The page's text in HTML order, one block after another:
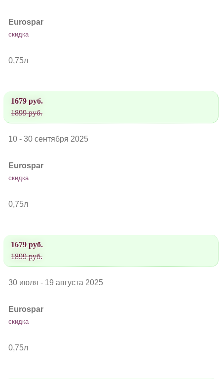
Eurospar
скидка
0,75л
1679 руб.
1899 руб.
10 - 30 сентября 2025
Eurospar
скидка
0,75л
1679 руб.
1899 руб.
30 июля - 19 августа 2025
Eurospar
скидка
0,75л